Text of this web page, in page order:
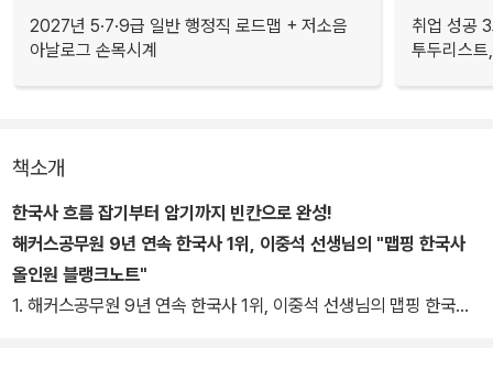
2027년 5·7·9급 일반 행정직 로드맵 + 저소음
아날로그 손목시계
취업 성공
투두리스
책소개
한국사 흐름 잡기부터 암기까지 빈칸으로 완성!
해커스공무원 9년 연속 한국사 1위, 이중석 선생님의 "맵핑 한국사
올인원 블랭크노트"
1. 해커스공무원 9년 연속 한국사 1위, 이중석 선생님의 맵핑 한국사